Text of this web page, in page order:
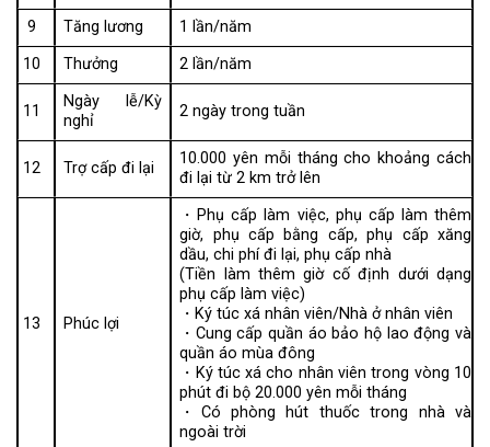
9
Tăng lương
1 lần/năm
10
Thưởng 2 lần/năm
11
Ngày lễ/Kỳ
nghỉ
2 ngày trong tuần
12 Trợ cấp đi lại
10.000 yên mỗi tháng cho khoảng cách
đi lại từ 2 km trở lên
13 Phúc lợi
・Phụ cấp làm việc, phụ cấp làm thêm
giờ, phụ cấp bằng cấp, phụ cấp xăng
dầu, chi phí đi lại, phụ cấp nhà
(Tiền làm thêm giờ cố định dưới dạng
phụ cấp làm việc)
・Ký túc xá nhân viên/Nhà ở nhân viên
・Cung cấp quần áo bảo hộ lao động và
quần áo mùa đông
・Ký túc xá cho nhân viên trong vòng 10
phút đi bộ 20.000 yên mỗi tháng
・Có phòng hút thuốc trong nhà và
ngoài trời